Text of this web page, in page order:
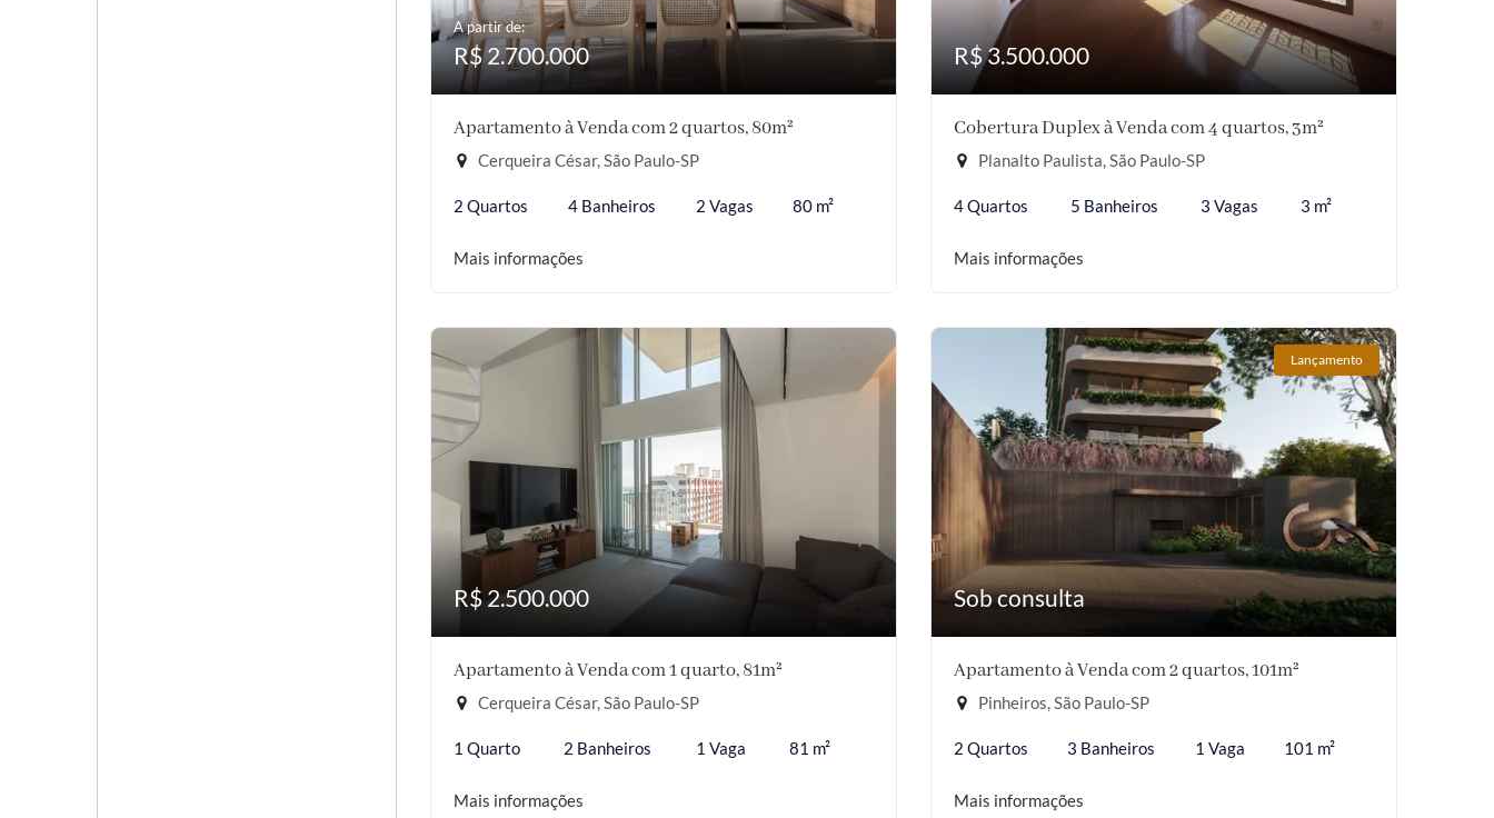
A partir de:
R$ 2.700.000
Apartamento à Venda com 2 quartos, 80m²
Cerqueira César, São Paulo-SP
2 Quartos 4 Banheiros 2 Vagas 80 m²
Mais informações
R$ 3.500.000
Cobertura Duplex à Venda com 4 quartos, 3m²
Planalto Paulista, São Paulo-SP
4 Quartos 5 Banheiros 3 Vagas 3 m²
Mais informações
R$ 2.500.000
Apartamento à Venda com 1 quarto, 81m²
Cerqueira César, São Paulo-SP
1 Quarto 2 Banheiros 1 Vaga 81 m²
Mais informações
Lançamento
Sob consulta
Apartamento à Venda com 2 quartos, 101m²
Pinheiros, São Paulo-SP
2 Quartos 3 Banheiros 1 Vaga 101 m²
Mais informações